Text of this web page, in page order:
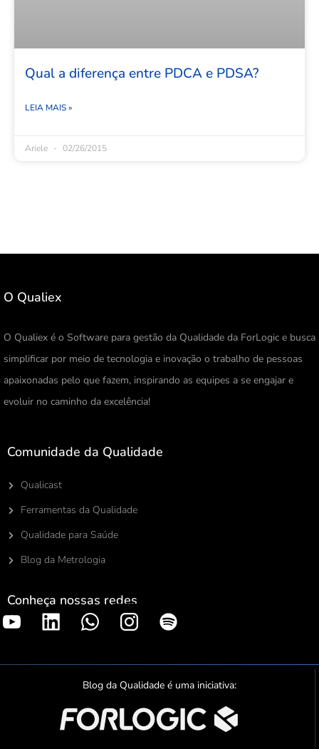
Qual a diferença entre PDCA e PDSA?
LEIA MAIS »
Ariele 02/26/2015
O Qualiex
O Qualiex é o Software para gestão da Qualidade da ForLogic e busca
simplificar por meio de tecnologia e inovação o trabalho de pessoas
apaixonadas pelo que fazem, inspirando as equipes a se engajar e
evoluir no caminho da excelência!
Comunidade da Qualidade
Qualicast
Ferramentas da Qualidade
Qualidade para Saúde
Blog da Metrologia
Conheça nossas redes
S
o
t
i
f
y
Blog da Qualidade é uma iniciativa: